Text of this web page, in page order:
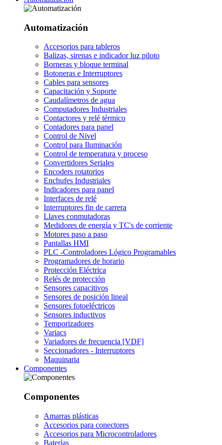
Automatización
Accesorios para tableros
Balizas, sirenas e indicador luz piloto
Borneras y bloque terminal
Botoneras e Interruptores
Cables para sensores
Capacitación y Soporte
Caudalímetros de agua
Computadores Industriales
Contactores y relé térmico
Contadores para panel
Control de Nivel
Control para Iluminación
Control de temperatura y proceso
Convertidores Seriales
Encoders rotatorios
Enchufes Industriales
Indicadores para panel
Interfaces de relé
Interruptores fin de carrera
Llaves conmutadoras
Medidores de energía y TC's de corriente
Motores paso a paso
Pantallas HMI
PLC -Controladores Lógico Programables
Programadores de horario
Protección Eléctrica
Relés de protección
Sensores capacitivos
Sensores de posición lineal
Sensores fotoeléctricos
Sensores inductivos
Temporizadores
Variacs
Variadores de frecuencia [VDF]
Seccionadores - Interruptores
Maquinaria
Componentes
Componentes
Amarras plásticas
Accesorios para conectores
Accesorios para Microcontroladores
Baterías